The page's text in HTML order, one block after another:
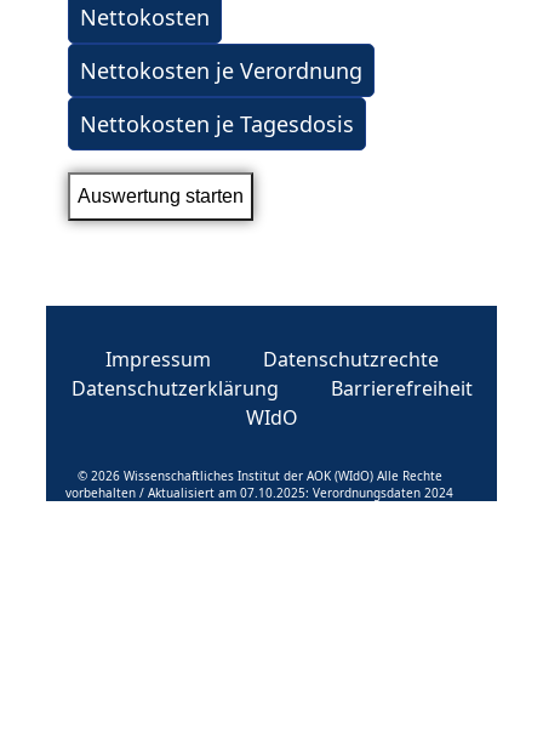
Nettokosten
Nettokosten je Verordnung
Nettokosten je Tagesdosis
Impressum
Datenschutzrechte
Datenschutzerklärung
Barrierefreiheit
WIdO
© 2026 Wissenschaftliches Institut der AOK (WIdO) Alle Rechte
vorbehalten / Aktualisiert am 07.10.2025: Verordnungsdaten 2024